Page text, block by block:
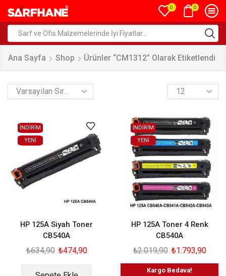
0 0
Ana Sayfa Shop Ürünler “CM1312” Olarak Etiketlendi
İNDİRİM
YENI
HP 125A Siyah Toner
CB540A
₺634,90 ₺474,90
İNDİRİM
YENI
HP 125A Toner 4 Renk
CB540A
₺2.019,90 ₺1.793,90
Kargo Bedava!